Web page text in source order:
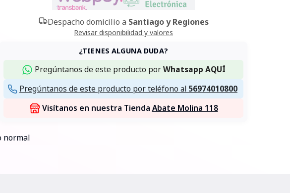
Despacho domicilio a Santiago y Regiones
Revisar disponibilidad y valores
¿TIENES ALGUNA DUDA?
Pregúntanos de este producto porWhatsapp AQUÍ
Pregúntanos de este producto por teléfono al 56974010800
Visítanos en nuestra Tienda Abate Molina 118
normal